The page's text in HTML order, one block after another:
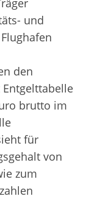
und
den
brutto im
für
von
zum